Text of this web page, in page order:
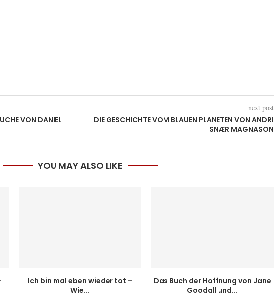
VON DANIEL
next post
DIE GESCHICHTE VOM BLAUEN PLANETEN VON ANDRI
SNÆR MAGNASON
YOU MAY ALSO LIKE
Ich bin mal eben wieder tot –
Wie...
Das Buch der Hoffnung von Jane
Goodall und...